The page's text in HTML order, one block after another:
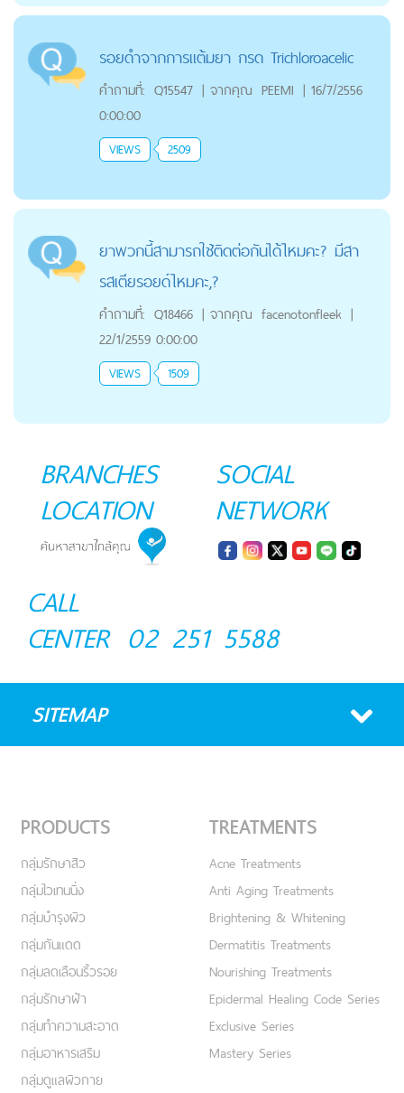
รอยดำจากการแต้มยา กรด Trichloroacelic
คำถามที่: Q15547 | จากคุณ PEEMI | 16/7/2556
0:00:00
VIEWS 2509
ยาพวกนี้สามารถใช้ติดต่อกันได้ไหมคะ? มีสา
รสเตียรอยด์ไหมคะ,?
คำถามที่: Q18466 | จากคุณ facenotonfleek |
22/1/2559 0:00:00
VIEWS 1509
BRANCHES
LOCATION
SOCIAL
NETWORK
CALL
CENTER 02 251 5588
SITEMAP
PRODUCTS
กลุ่มรักษาสิว
กลุ่มไวเทนนิ่ง
กลุ่มบำรุงผิว
กลุ่มกันแดด
กลุ่มลดเลือนริ้วรอย
กลุ่มรักษาฝ้า
กลุ่มทำความสะอาด
กลุ่มอาหารเสริม
กลุ่มดูแลผิวกาย
TREATMENTS
Acne Treatments
Anti Aging Treatments
Brightening & Whitening
Dermatitis Treatments
Nourishing Treatments
Epidermal Healing Code Series
Exclusive Series
Mastery Series